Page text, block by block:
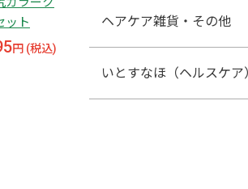
ット
円 (税込)
ヘアケア雑貨・その他
いとすなほ（ヘルスケア